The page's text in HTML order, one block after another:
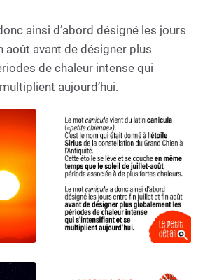
ainsi d’abord désigné les jours
août avant de désigner plus
de chaleur intense qui
aujourd’hui.